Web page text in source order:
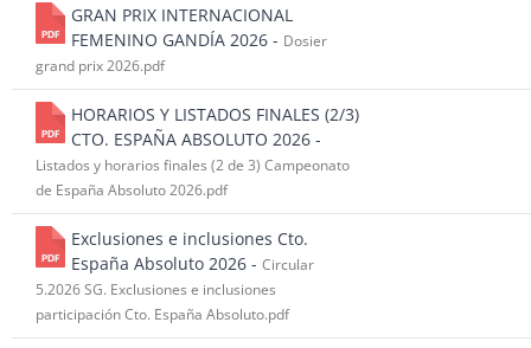
GRAN PRIX INTERNACIONAL
FEMENINO GANDÍA 2026 - Dosier
grand prix 2026.pdf
HORARIOS Y LISTADOS FINALES (2/3)
CTO. ESPAÑA ABSOLUTO 2026 -
Listados y horarios finales (2 de 3) Campeonato
de España Absoluto 2026.pdf
Exclusiones e inclusiones Cto.
España Absoluto 2026 - Circular
5.2026 SG. Exclusiones e inclusiones
participación Cto. España Absoluto.pdf